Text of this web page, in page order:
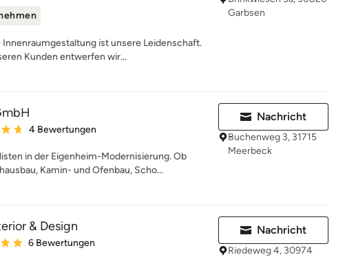
Innenraumgestaltung ist unsere Leidenschaft.
Kunden entwerfen wir...
Garbsen
Bewertung: 4.8 von 5 Sternen
4 Bewertungen
in der Eigenheim-Modernisierung. Ob
Kamin- und Ofenbau, Scho...
Nachricht
Buchenweg 3, 31715
Meerbeck
& Design
Bewertung: 5 von 5 Sternen
6 Bewertungen
Nachricht
Riedeweg 4, 30974